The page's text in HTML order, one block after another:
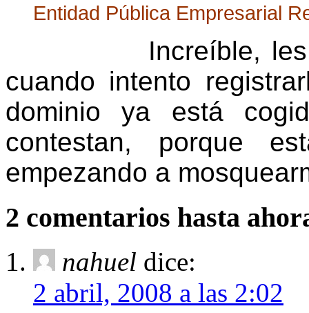
Entidad Pública Empresarial
Increíble,
cuando intento
dominio ya está
contestan, porque
empezando a
2 comentarios hasta
nahuel dice:
2 abril, 2008 a las 2:02